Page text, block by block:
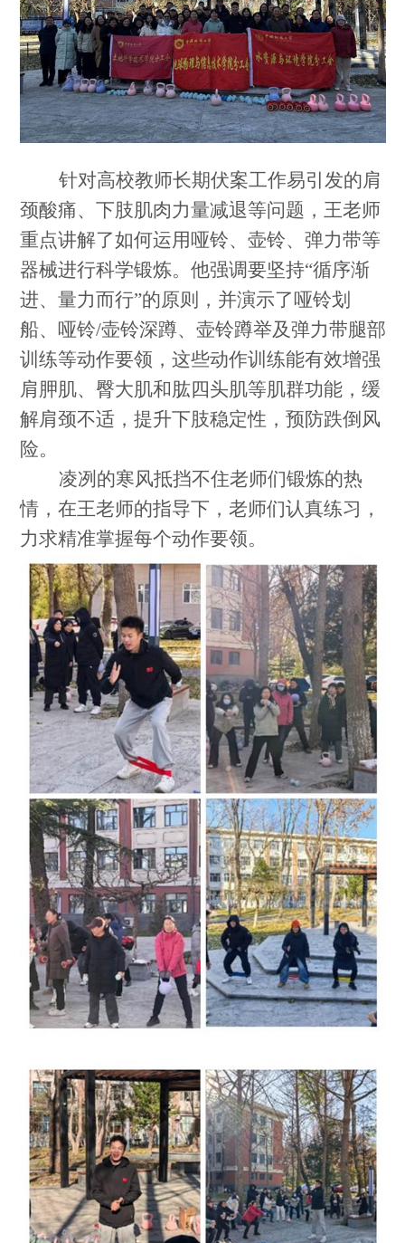
针对高校教师长期伏案工作易引发的肩
颈酸痛、下肢肌肉力量减退等问题，王老师
重点讲解了如何运用哑铃、壶铃、弹力带等
器械进行科学锻炼。他强调要坚持“循序渐
进、量力而行”的原则，并演示了哑铃划
船、哑铃/壶铃深蹲、壶铃蹲举及弹力带腿部
训练等动作要领，这些动作训练能有效增强
肩胛肌、臀大肌和肱四头肌等肌群功能，缓
解肩颈不适，提升下肢稳定性，预防跌倒风
险。
凌冽的寒风抵挡不住老师们锻炼的热
情，在王老师的指导下，老师们认真练习，
力求精准掌握每个动作要领。